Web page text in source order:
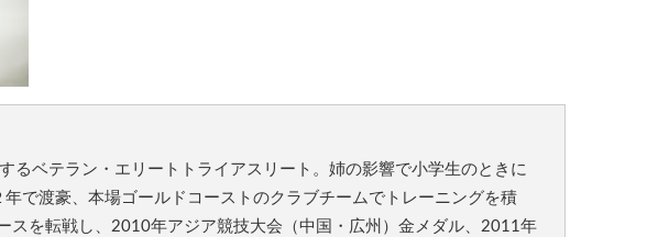
るベテラン・エリートトライアスリート。姉の影響で小学生のときに
年で渡豪、本場ゴールドコーストのクラブチームでトレーニングを積
スを転戦し、2010年アジア競技大会（中国・広州）金メダル、2011年